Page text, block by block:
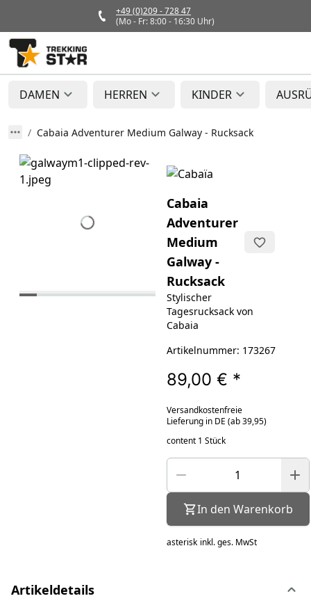
+49 (0)209 - 728 47
(Mo - Fr: 8:00 - 16:30 Uhr)
DAMEN HERREN KINDER
Cabaia Adventurer Medium Galway - Rucksack
Cabaia
Adventurer
Medium
Galway -
Rucksack
Stylischer
Tagesrucksack von
Cabaia
Artikelnummer: 173267
89,00 € *
Versandkostenfreie
Lieferung in DE (ab 39,95)
content 1 Stück
In den Warenkorb
asterisk inkl. ges. MwSt
Artikeldetails